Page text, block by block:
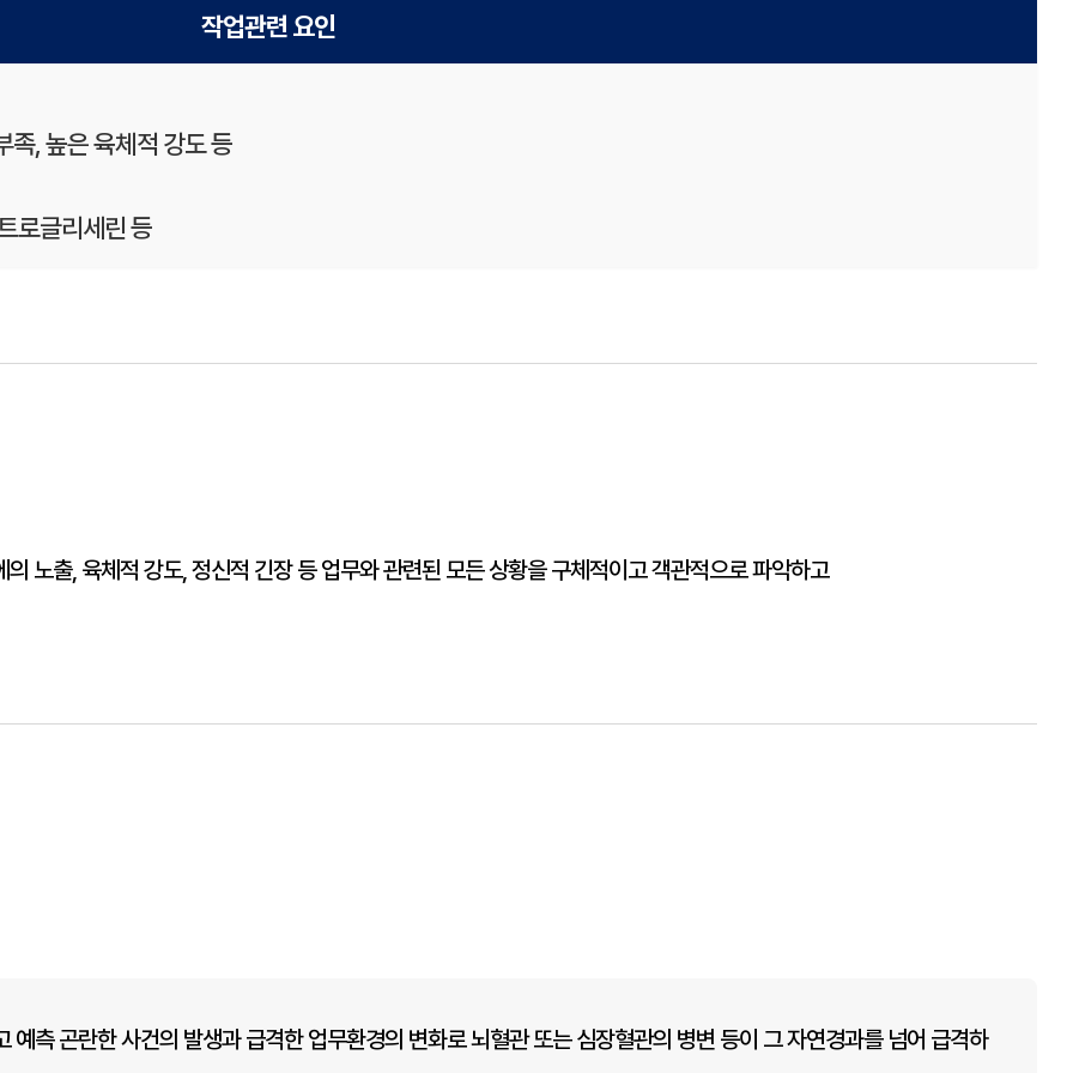
작업관련 요인
족, 높은 육체적 강도 등
로글리세린 등
노출, 육체적 강도, 정신적 긴장 등 업무와 관련된 모든 상황을 구체적이고 객관적으로 파악하고
예측 곤란한 사건의 발생과 급격한 업무환경의 변화로 뇌혈관 또는 심장혈관의 병변 등이 그 자연경과를 넘어 급격하